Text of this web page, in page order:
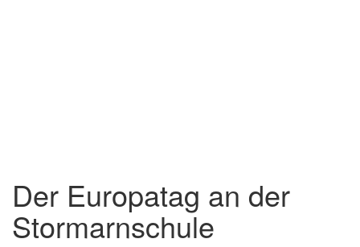
Der Europatag an der
Stormarnschule